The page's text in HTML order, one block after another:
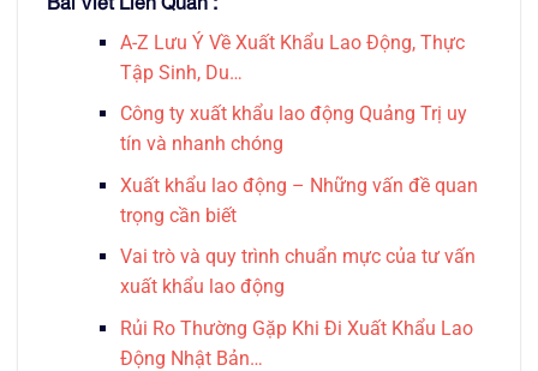
A-Z Lưu Ý Về Xuất Khẩu Lao Động, Thực
Tập Sinh, Du…
Công ty xuất khẩu lao động Quảng Trị uy
tín và nhanh chóng
Xuất khẩu lao động – Những vấn đề quan
trọng cần biết
Vai trò và quy trình chuẩn mực của tư vấn
xuất khẩu lao động
Rủi Ro Thường Gặp Khi Đi Xuất Khẩu Lao
Động Nhật Bản…